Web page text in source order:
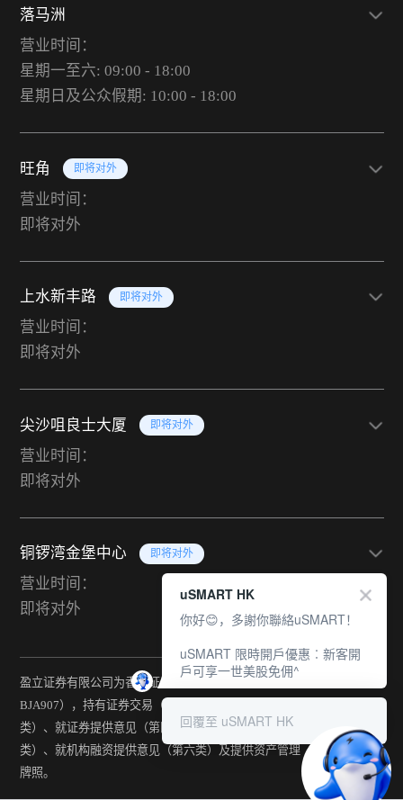
落马洲
营业时间：
星期一至六: 09:00 - 18:00
星期日及公众假期: 10:00 - 18:00
旺角 即将对外
营业时间：
即将对外
上水新丰路 即将对外
营业时间：
即将对外
尖沙咀良士大厦 即将对外
营业时间：
即将对外
铜锣湾金堡中心 即将对外
营业时间：
即将对外
盈立证券有限公司为香港证监会持牌法团（中央编号：
BJA907），持有证券交易（第一类）、期货合约交易（第二
类）、就证券提供意见（第四类）、就期货合约提供意见（第五
类）、就机构融资提供意见（第六类）及提供资产管理（第九类）
牌照。
uSMART HK
你好😊，多謝你聯絡uSMART！
uSMART 限時開戶優惠︰新客開
戶可享一世美股免佣^
回覆至 uSMART HK